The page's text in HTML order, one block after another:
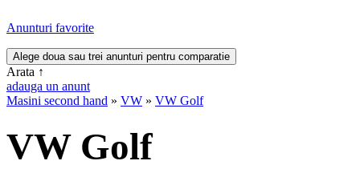
Anunturi favorite
Arata ↑
adauga un anunt
Masini second hand » VW » VW Golf
VW Golf